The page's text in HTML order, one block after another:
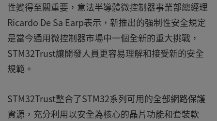
性變得至關重要，意法半導體微控制器事業部總經理
Ricardo De Sa Earp表示，新推出的強制性安全規定
是當今通用微控制器市場中一個全新的重大挑戰，
STM32Trust讓開發人員更容易理解和接受新的安全
規範。
STM32Trust整合了STM32系列可用的全部網路保護
資源，充分利用以安全為核心的晶片功能和套裝軟